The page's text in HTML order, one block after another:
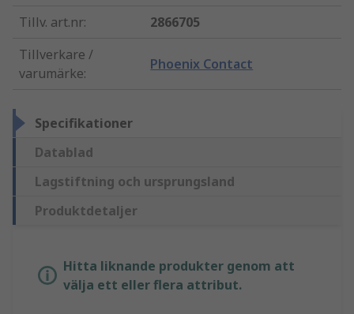
Tillv. art.nr:
2866705
Tillverkare /
varumärke:
Phoenix Contact
Specifikationer
Datablad
Lagstiftning och ursprungsland
Produktdetaljer
Hitta liknande produkter genom att
välja ett eller flera attribut.